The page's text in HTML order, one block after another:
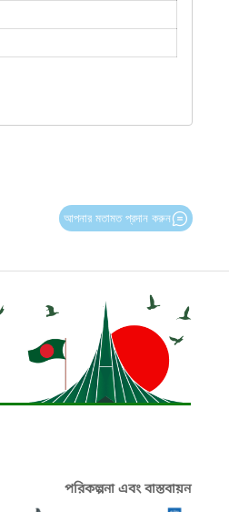
আপনার মতামত প্রদান করুন
পরিকল্পনা এবং বাস্তবায়ন